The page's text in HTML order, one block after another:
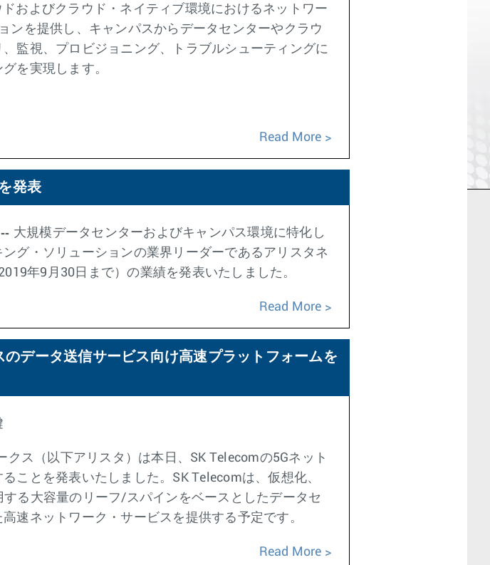
およびクラウド・ネイティブ環境におけるネットワー
ンを提供し、キャンパスからデータセンターやクラウ
監視、プロビジョニング、トラブルシューティングに
を実現します。
Read More
発表
大規模データセンターおよびキャンパス環境に特化し
グ・ソリューションの業界リーダーであるアリスタネ
年9月30日まで）の業績を発表いたしました。
Read More
データ送信サービス向け高速プラットフォームを
クス（以下アリスタ）は本日、SK Telecomの5Gネット
ことを発表いたしました。SK Telecomは、仮想化、
る大容量のリーフ/スパインをベースとしたデータセ
速ネットワーク・サービスを提供する予定です。
Read More